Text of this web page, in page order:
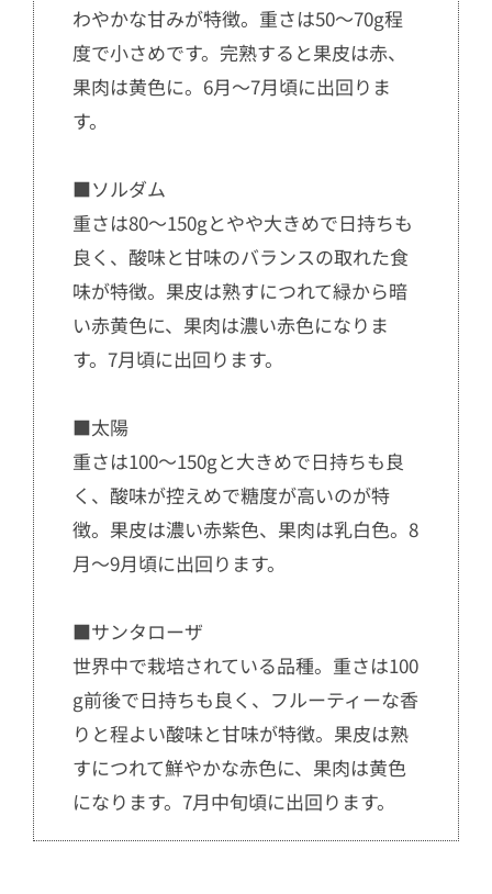
わやかな甘みが特徴。重さは50〜70g程
度で小さめです。完熟すると果皮は赤、
果肉は黄色に。6月〜7月頃に出回りま
す。
■ソルダム
重さは80〜150gとやや大きめで日持ちも
良く、酸味と甘味のバランスの取れた食
味が特徴。果皮は熟すにつれて緑から暗
い赤黄色に、果肉は濃い赤色になりま
す。7月頃に出回ります。
■太陽
重さは100〜150gと大きめで日持ちも良
く、酸味が控えめで糖度が高いのが特
徴。果皮は濃い赤紫色、果肉は乳白色。8
月〜9月頃に出回ります。
■サンタローザ
世界中で栽培されている品種。重さは100
g前後で日持ちも良く、フルーティーな香
りと程よい酸味と甘味が特徴。果皮は熟
すにつれて鮮やかな赤色に、果肉は黄色
になります。7月中旬頃に出回ります。